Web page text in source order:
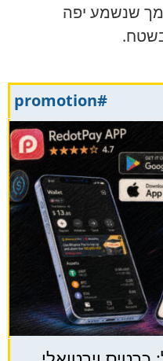
שנשמע יפה
#promotion